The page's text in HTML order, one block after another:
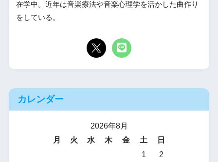
在学中。近年は音楽療法や音楽心理学を活かした曲作り
をしている。
カレンダー
2026年8月
月
火 水 木 金 土
日
1
2